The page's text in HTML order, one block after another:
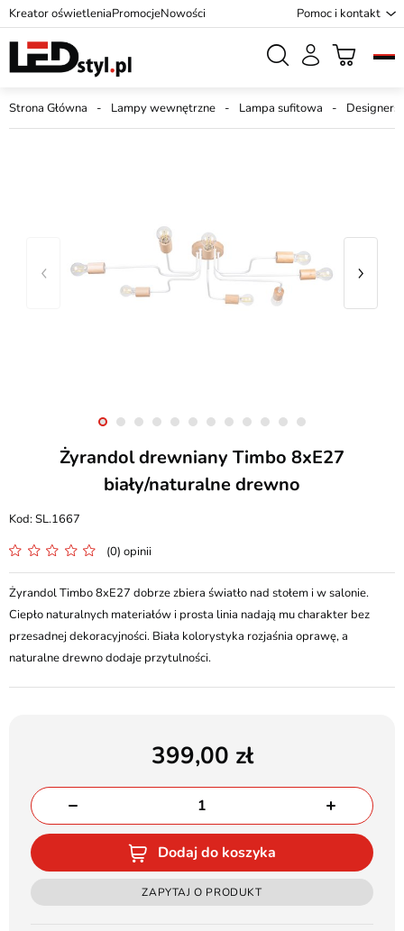
Kreator oświetleniaPromocjeNowości Pomoc i kontakt
Strona Główna Lampy wewnętrzne Lampa sufitowa
Żyrandol drewniany Timbo 8xE27
biały/naturalne drewno
SL.1667
(0) opinii
Żyrandol Timbo 8xE27 dobrze zbiera światło nad stołem i w salonie.
Ciepło naturalnych materiałów i prosta linia nadają mu charakter bez
przesadnej dekoracyjności. Biała kolorystyka rozjaśnia oprawę, a
naturalne drewno dodaje przytulności.
399,00
Dodaj do koszyka
ZAPYTAJ O PRODUKT